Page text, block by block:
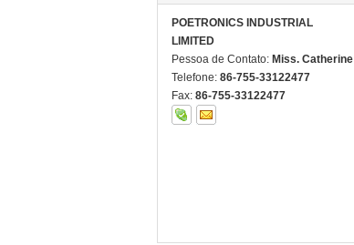
POETRONICS INDUSTRIAL
LIMITED
Pessoa de Contato: Miss. Catherine
Telefone: 86-755-33122477
Fax: 86-755-33122477